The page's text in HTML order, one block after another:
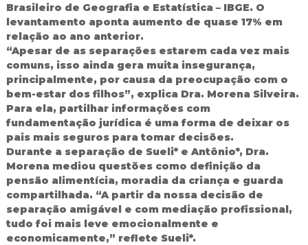
Brasileiro de Geografia e Estatística – IBGE. O
levantamento aponta aumento de quase 17% em
relação ao ano anterior.
“Apesar de as separações estarem cada vez mais
comuns, isso ainda gera muita insegurança,
principalmente, por causa da preocupação com o
bem-estar dos filhos”, explica Dra. Morena Silveira.
Para ela, partilhar informações com
fundamentação jurídica é uma forma de deixar os
pais mais seguros para tomar decisões.
Durante a separação de Sueli* e Antônio*, Dra.
Morena mediou questões como definição da
pensão alimentícia, moradia da criança e guarda
compartilhada. “A partir da nossa decisão de
separação amigável e com mediação profissional,
tudo foi mais leve emocionalmente e
economicamente,” reflete Sueli*.